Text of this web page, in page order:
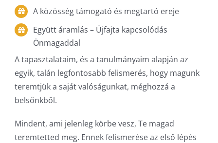
A közösség támogató és megtartó ereje
Együtt áramlás – Újfajta kapcsolódás
Önmagaddal
A tapasztalataim, és a tanulmányaim alapján az
egyik, talán legfontosabb felismerés, hogy magunk
teremtjük a saját valóságunkat, méghozzá a
belsőnkből.
Mindent, ami jelenleg körbe vesz, Te magad
teremtetted meg. Ennek felismerése az első lépés